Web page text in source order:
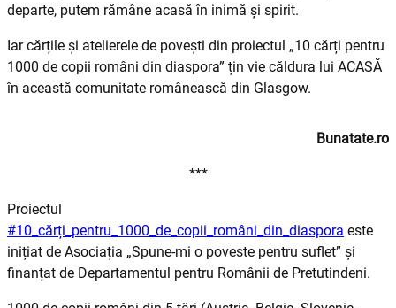
departe, putem rămâne acasă în inimă și spirit.
Iar cărțile și atelierele de povești din proiectul „10 cărți pentru
1000 de copii români din diaspora” țin vie căldura lui ACASĂ
în această comunitate românească din Glasgow.
Bunatate.ro
***
Proiectul
#10_cărți_pentru_1000_de_copii_români_din_diaspora este
inițiat de Asociația „Spune-mi o poveste pentru suflet” și
finanțat de Departamentul pentru Românii de Pretutindeni.